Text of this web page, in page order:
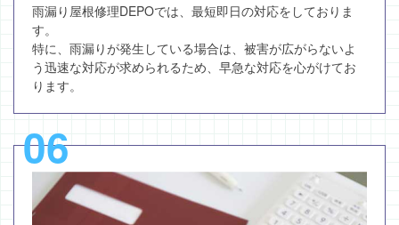
雨漏り屋根修理DEPOでは、最短即日の対応をしておりま
す。
特に、雨漏りが発生している場合は、被害が広がらないよ
う迅速な対応が求められるため、早急な対応を心がけてお
ります。
06